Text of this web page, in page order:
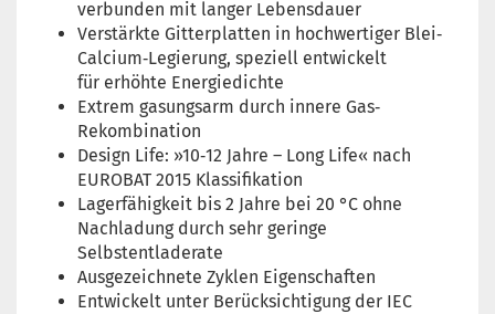
verbunden mit langer Lebensdauer
Verstärkte Gitterplatten in hochwertiger Blei‐
Calcium‐Legierung, speziell entwickelt
für erhöhte Energiedichte
Extrem gasungsarm durch innere Gas‐
Rekombination
Design Life: »10‐12 Jahre – Long Life« nach
EUROBAT 2015 Klassifikation
Lagerfähigkeit bis 2 Jahre bei 20 °C ohne
Nachladung durch sehr geringe
Selbstentladerate
Ausgezeichnete Zyklen Eigenschaften
Entwickelt unter Berücksichtigung der IEC